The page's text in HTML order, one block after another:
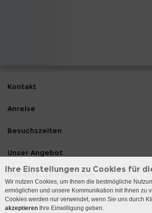
Kontakt
Anreise
Besuchszeiten
Unser Angebot
Patienten und Besucher
Ärzte und Zuweiser
Ihre Einstellungen zu Cookies für
Wir nutzen Cookies, um Ihnen die bestmögliche
ermöglichen und unsere Kommunikation mit Ihnen zu
Cookies werden nur verwendet, wenn Sie uns durch
akzeptieren Ihre Einwilligung geben.